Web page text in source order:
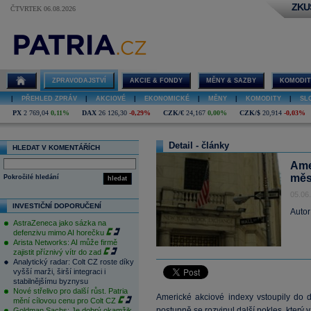
ČTVRTEK 06.08.2026
ZPRAVODAJSTVÍ AKCIE & FONDY MĚNY & SAZBY
PŘEHLED ZPRÁV AKCIOVÉ EKONOMICKÉ MĚNY KOMODITY
PX 2 769,04 0,11% DAX 26 126,30 -0,29% CZK/€ 24,167 0,00% CZK/$ 20,914 -0,03%
HLEDAT V KOMENTÁŘÍCH
hledat
Pokročilé hledání
INVESTIČNÍ DOPORUČENÍ
AstraZeneca jako sázka na
defenzivu mimo AI horečku
Arista Networks: AI může firmě
zajistit příznivý vítr do zad
Analytický radar: Colt CZ roste díky
vyšší marži, širší integraci i
stabilnějšímu byznysu
Nové střelivo pro další růst. Patria
mění cílovou cenu pro Colt CZ
Detail - články
Americké akciové indexy vstoupily do